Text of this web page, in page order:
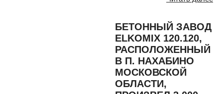
БЕТОННЫЙ ЗАВОД
ELKOMIX 120.120,
РАСПОЛОЖЕННЫЙ
В П. НАХАБИНО
МОСКОВСКОЙ
ОБЛАСТИ,